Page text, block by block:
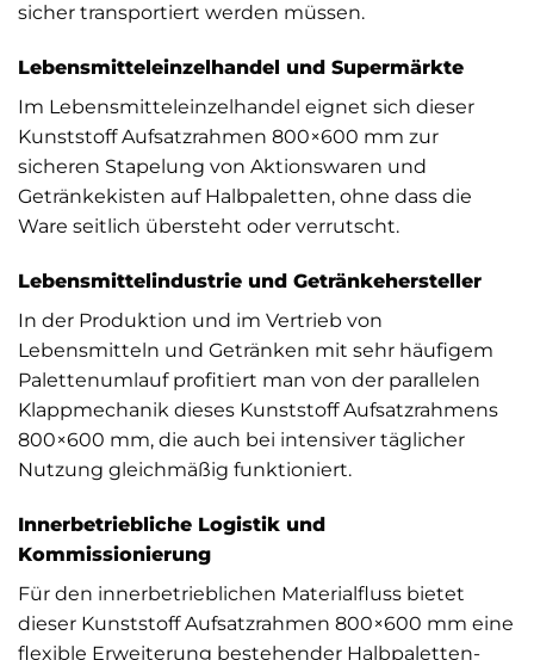
sicher transportiert werden müssen.
Lebensmitteleinzelhandel und Supermärkte
Im Lebensmitteleinzelhandel eignet sich dieser
Kunststoff Aufsatzrahmen 800×600 mm zur
sicheren Stapelung von Aktionswaren und
Getränkekisten auf Halbpaletten, ohne dass die
Ware seitlich übersteht oder verrutscht.
Lebensmittelindustrie und Getränkehersteller
In der Produktion und im Vertrieb von
Lebensmitteln und Getränken mit sehr häufigem
Palettenumlauf profitiert man von der parallelen
Klappmechanik dieses Kunststoff Aufsatzrahmens
800×600 mm, die auch bei intensiver täglicher
Nutzung gleichmäßig funktioniert.
Innerbetriebliche Logistik und
Kommissionierung
Für den innerbetrieblichen Materialfluss bietet
dieser Kunststoff Aufsatzrahmen 800×600 mm eine
flexible Erweiterung bestehender Halbpaletten-